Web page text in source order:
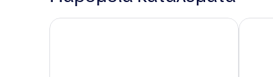
New Raon Stay Jinju